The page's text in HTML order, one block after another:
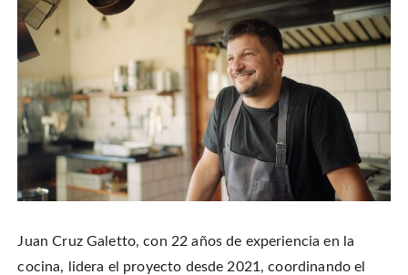
Juan Cruz Galetto, con 22 años de experiencia en la
cocina, lidera el proyecto desde 2021, coordinando el